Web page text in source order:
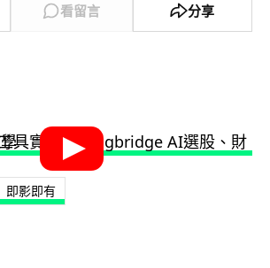
看留言 分享
即影即有